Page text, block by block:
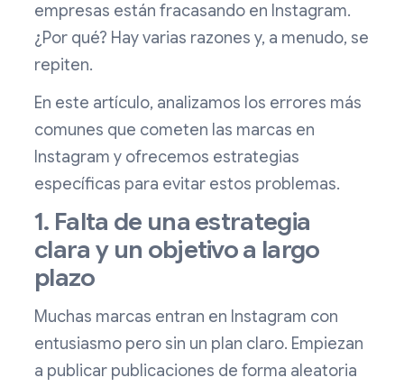
empresas están fracasando en Instagram.
¿Por qué? Hay varias razones y, a menudo, se
repiten.
En este artículo, analizamos los errores más
comunes que cometen las marcas en
Instagram y ofrecemos estrategias
específicas para evitar estos problemas.
1. Falta de una estrategia
clara y un objetivo a largo
plazo
Muchas marcas entran en Instagram con
entusiasmo pero sin un plan claro. Empiezan
a publicar publicaciones de forma aleatoria